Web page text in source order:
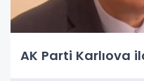
AK Parti Karlıova